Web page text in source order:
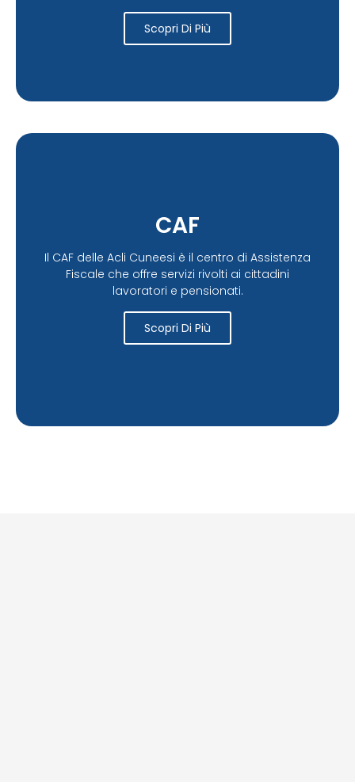
Scopri Di Più
CAF
Il CAF delle Acli Cuneesi è il centro di Assistenza
Fiscale che offre servizi rivolti ai cittadini
lavoratori e pensionati.
Scopri Di Più